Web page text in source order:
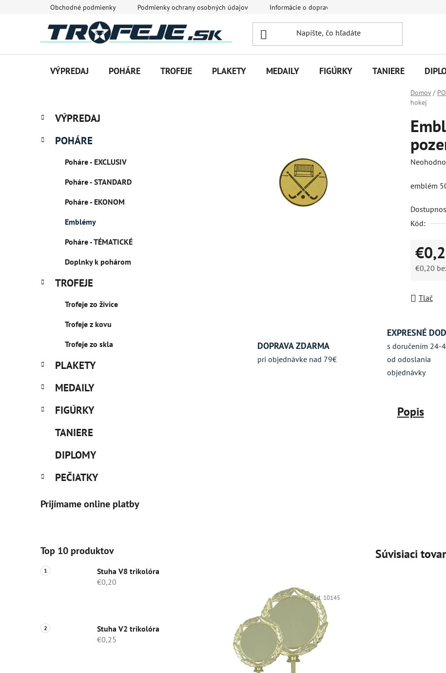
Obchodné podmienky Podmienky ochrany osobných údajov Informácie o doprave
VÝPREDAJ POHÁRE TROFEJE PLAKETY MEDAILY FIGÚRKY TANIERE
Domov /
hokej
B
č
Preskočiť
kategórie
K
a
e
VÝPREDAJ
POHÁRE
Poháre - EXCLUSIV
Poháre - STANDARD
Poháre - EKONOM
Emblémy
Poháre - TÉMATICKÉ
Doplnky k pohárom
TROFEJE
Trofeje zo živice
Trofeje z kovu
Trofeje zo skla
PLAKETY
MEDAILY
FIGÚRKY
TANIERE
DIPLOMY
PEČIATKY
Prijímame online platby
Top 10 produktov
Stuha V8 trikolóra
€0,20
Stuha V2 trikolóra
€0,25
Priemerné
produktu
0,0
z
emblém
Kód:
€0,20
Tlač
DOPRAVA ZDARMA
pri objednávke nad 79€
EXPRESNÉ
s doručením 24-
od odoslania
objednávky
Popis
Súvisiaci tovar
Kód: 10145